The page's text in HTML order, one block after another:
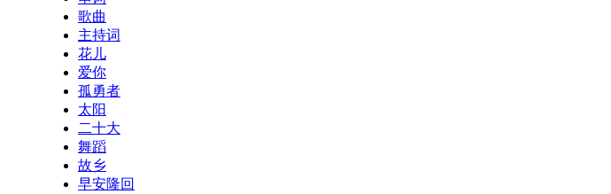
歌曲
主持词
花儿
爱你
孤勇者
太阳
二十大
舞蹈
故乡
早安隆回